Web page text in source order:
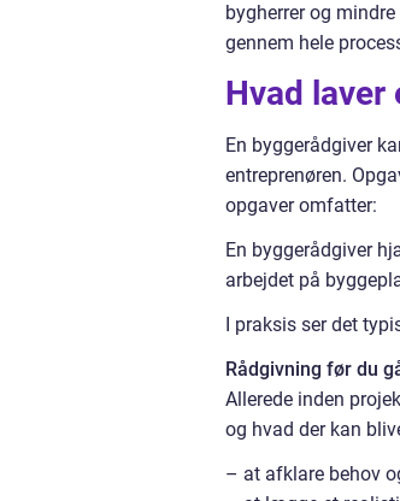
bygherrer og
gennem hele
Hvad laver
En byggerådgiver
entreprenøren.
opgaver omfatter:
En byggerådgiver
arbejdet på
I praksis ser det
Rådgivning før du
Allerede inden
og hvad der kan
– at afklare behov